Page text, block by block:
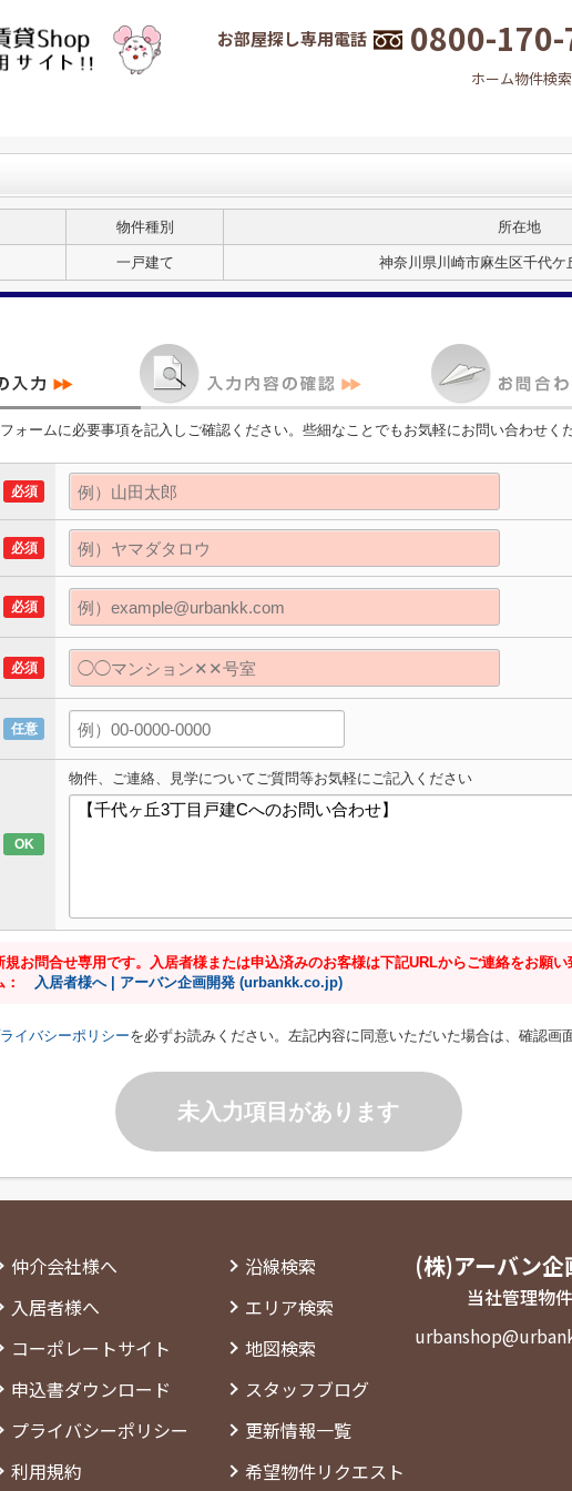
お部屋探し専用電話 0800-
ホーム物件検索
物件種別 所在地
一戸建て 神奈川県川崎市麻生区千代ケ
ォームに必要事項を記入しご確認ください。些細なことでもお気軽にお問い合わせく
必須
必須
必須
必須
任意
OK
物件、ご連絡、見学についてご質問等お気軽にご記入ください
お問合せ専用です。入居者様または申込済みのお客様は下記URLからご連絡をお願い
： 入居者様へ | アーバン企画開発 (urbankk.co.jp)
イバシーポリシーを必ずお読みください。左記内容に同意いただいた場合は、確認画
未入力項目があります
仲介会社様へ
入居者様へ
コーポレートサイト
申込書ダウンロード
プライバシーポリシー
利用規約
沿線検索
エリア検索
地図検索
スタッフブログ
更新情報一覧
希望物件リクエスト
(株)アーバン
当社管理物